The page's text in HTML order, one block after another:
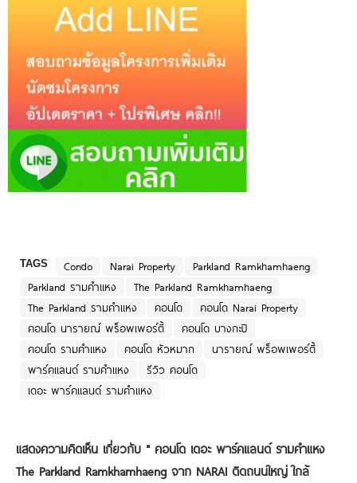
TAGS Condo Narai Property
Parkland Ramkhamhaeng
Parkland รามคำแหง
The Parkland Ramkhamhaeng
The Parkland รามคำแหง
คอนโด
คอนโด Narai Property
คอนโด นารายณ์ พร็อพเพอร์ตี้
คอนโด บางกะปิ
คอนโด รามคำแหง
คอนโด หัวหมาก
นารายณ์ พร็อพเพอร์ตี้
พาร์คแลนด์ รามคำแหง
รีวิว คอนโด
เดอะ พาร์คแลนด์ รามคำแหง
แสดงความคิดเห็น เกี่ยวกับ " คอนโด เดอะ พาร์คแลนด์ รามคำแหง
The Parkland Ramkhamhaeng จาก NARAI ติดถนนใหญ่ ใกล้